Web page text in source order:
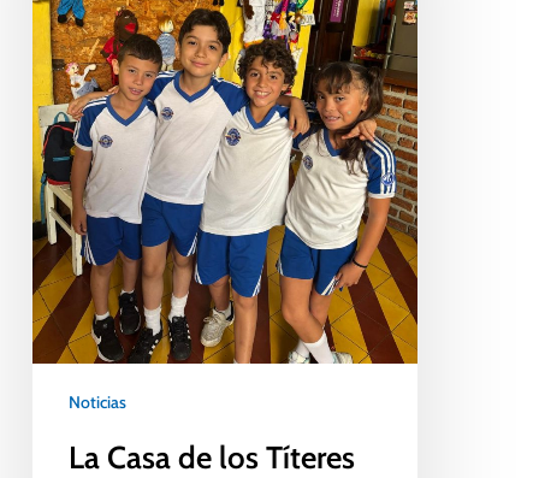
Noticias
La Casa de los Títeres